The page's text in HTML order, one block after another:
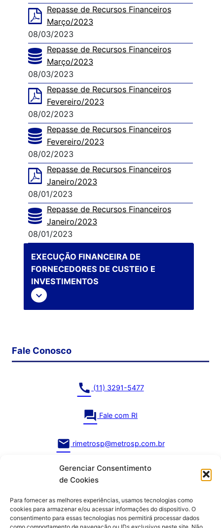
Gerenciar Consentimento
de Cookies
Para fornecer as melhores experiências, usamos tecnologias como
cookies para armazenar e/ou acessar informações do dispositivo. O
consentimento para essas tecnologias nos permitirá processar dados
Repasse de Recursos Financeiros
Março/2023
08/03/2023
Repasse de Recursos Financeiros
Março/2023
08/03/2023
Repasse de Recursos Financeiros
Fevereiro/2023
08/02/2023
Repasse de Recursos Financeiros
Fevereiro/2023
08/02/2023
Repasse de Recursos Financeiros
Janeiro/2023
08/01/2023
Repasse de Recursos Financeiros
Janeiro/2023
08/01/2023
EXECUÇÃO FINANCEIRA DE
FORNECEDORES DE CUSTEIO E
INVESTIMENTOS
expand_more
Fale Conosco
call (11) 3291-5477
question_answer Fale com RI
mail rimetrosp@metrosp.com.br